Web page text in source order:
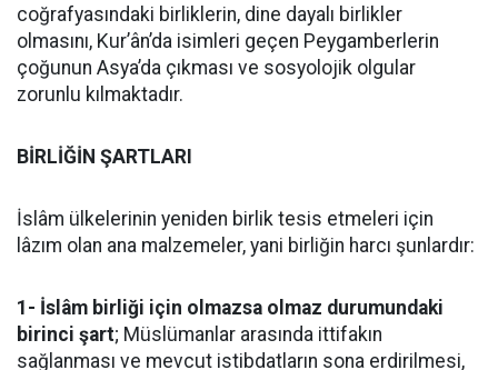
coğrafyasındaki birliklerin, dine dayalı birlikler
olmasını, Kur’ân’da isimleri geçen Peygamberlerin
çoğunun Asya’da çıkması ve sosyolojik olgular
zorunlu kılmaktadır.
BİRLİĞİN ŞARTLARI
İslâm ülkelerinin yeniden birlik tesis etmeleri için
lâzım olan ana malzemeler, yani birliğin harcı şunlardır:
1- İslâm birliği için olmazsa olmaz durumundaki
birinci şart; Müslümanlar arasında ittifakın
sağlanması ve mevcut istibdatların sona erdirilmesi,